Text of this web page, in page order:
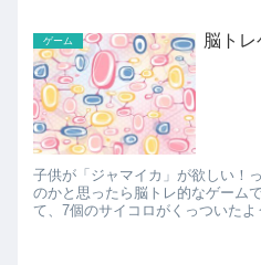
ゲーム 脳ト
子供が「ジャマイカ」が欲しい！
のかと思ったら脳トレ的なゲームでした。 これがなか
て、7個のサイコロがくっついた